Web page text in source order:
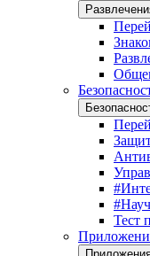
Тест